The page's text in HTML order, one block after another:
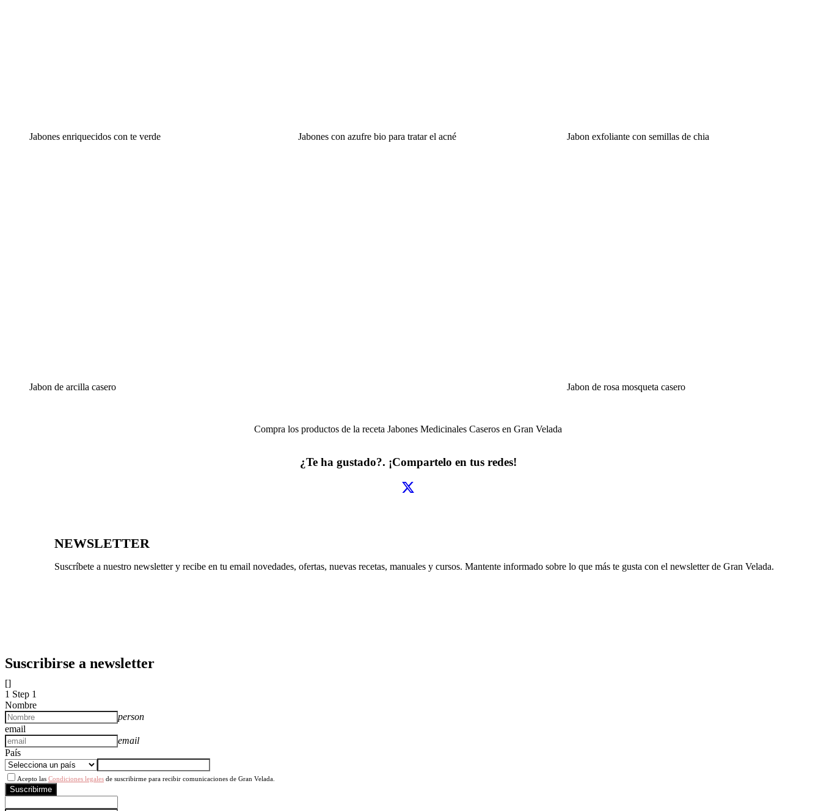
Jabones enriquecidos con te verde Jabones con azufre bio para tratar el acné Jabon exfoliante con semillas de chia
Jabon de arcilla casero Jabon de rosa mosqueta casero
Compra los productos de la recetaJabones Medicinales Caseros en Gran Velada
¿Te ha gustado?. ¡Compartelo en tus redes!
NEWSLETTER
Suscríbete a nuestro newsletter y recibe en tu email novedades, ofertas, nuevas recetas, manuales y cursos. Mantente informado sobre lo que más te gusta con el newsletter de Gran Velada.
Suscribirse a newsletter
[]
1 Step 1
Nombre
person
email
email
País
Acepto las Condiciones legales de suscribirme para recibir comunicaciones de Gran Velada.
Suscribirme